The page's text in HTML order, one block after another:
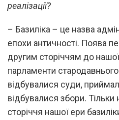
реалізації?
– Базиліка – це назва
епохи античності. Поява
другим сторіччям до
парламенти стародавнього
відбувалися суди,
відбувалися збори. Тільки
сторіччя нашої ери